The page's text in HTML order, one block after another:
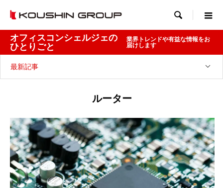

オフィスコンシェルジェの
ひとりごと
業界トレンドや有益な情報をお
届けします
最新記事
ルーター